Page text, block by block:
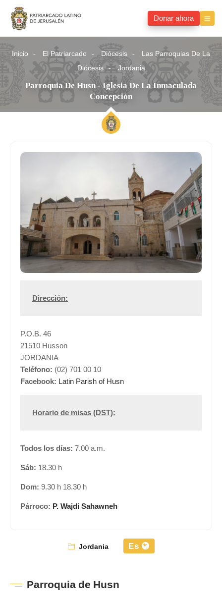
Donar ahora
Inicio El Patriarcado Diócesis
Las Parroquias De La
Diócesis
Jordania
Parroquia De Husn - Iglesia De La Inmaculada
Concepción
Jordania Es
Parroquia de Husn
Dirección:
P.O.B. 46
21510 Husson
JORDANIA
Teléfono:(02) 701 00 10
Facebook:Latin Parish of Husn
Horario de misas (DST):
Todos los días:7.00 a.m.
Sáb:18.30 h
Dom:9.30 h 18.30 h
Párroco:P. Wajdi Sahawneh